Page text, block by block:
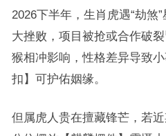
2026下半年，生肖虎遇“劫煞
大挫败，项目被抢或合作破
猴相冲影响，性格差异导致
扣】可护佑姻缘。
但属虎人贵在擅藏锋芒，若